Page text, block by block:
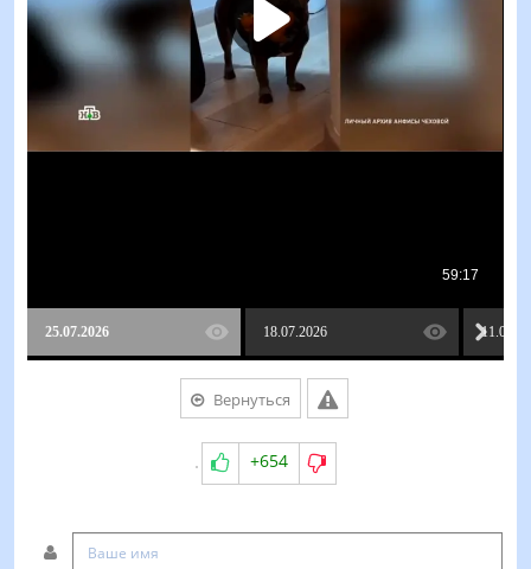
25.07.2026 18.07.2026
Вернуться
+654